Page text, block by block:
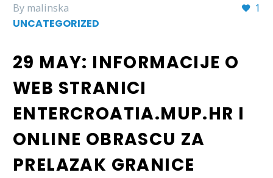
1
By malinska
UNCATEGORIZED
29 MAY: INFORMACIJE O
WEB STRANICI
ENTERCROATIA.MUP.HR I
ONLINE OBRASCU ZA
PRELAZAK GRANICE